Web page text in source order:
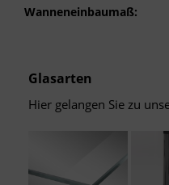
Wanneneinbaumaß:
Glasarten
Hier gelangen Sie zu